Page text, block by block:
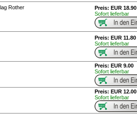
Rother
Preis: EUR 18.90
Sofort lieferbar
Preis: EUR 11.80
Sofort lieferbar
Preis: EUR 9.00
Sofort lieferbar
Preis: EUR 12.00
Sofort lieferbar